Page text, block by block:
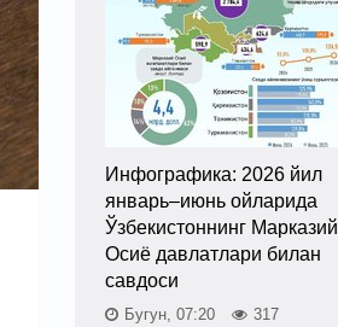
Инфографика: 2026 йил
январь–июнь ойларида
Ўзбекистоннинг Марказий
Осиё давлатлари билан
савдоси
Бугун, 07:20 317